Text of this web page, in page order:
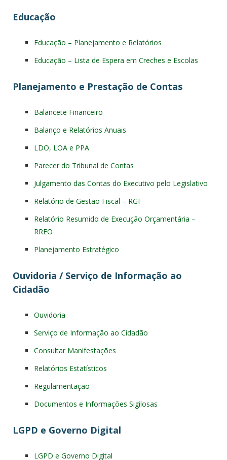
Educação
Educação – Planejamento e Relatórios
Educação – Lista de Espera em Creches e Escolas
Planejamento e Prestação de Contas
Balancete Financeiro
Balanço e Relatórios Anuais
LDO, LOA e PPA
Parecer do Tribunal de Contas
Julgamento das Contas do Executivo pelo Legislativo
Relatório de Gestão Fiscal – RGF
Relatório Resumido de Execução Orçamentária –
RREO
Planejamento Estratégico
Ouvidoria / Serviço de Informação ao
Cidadão
Ouvidoria
Serviço de Informação ao Cidadão
Consultar Manifestações
Relatórios Estatísticos
Regulamentação
Documentos e Informações Sigilosas
LGPD e Governo Digital
LGPD e Governo Digital